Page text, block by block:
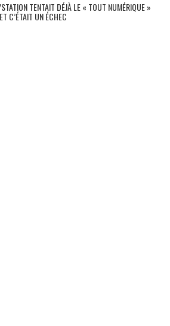
TENTAIT DÉJÀ LE « TOUT NUMÉRIQUE »
C’ÉTAIT UN ÉCHEC